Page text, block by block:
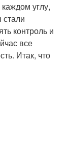
углу,
стали
контроль и
все
Итак, что